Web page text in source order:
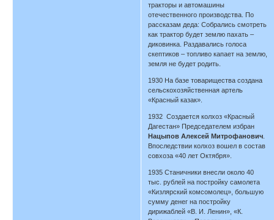
тракторы и автомашины
отечественного производства. По
рассказам деда: Собрались смотреть
как трактор будет землю пахать –
диковинка. Раздавались голоса
скептиков – топливо капает на землю,
земля не будет родить.
1930 На базе товарищества создана
сельскохозяйственная артель
«Красный казак».
1932 Создается колхоз «Красный
Дагестан» Председателем избран
Нацыпов Алексей Митрофанович
Впоследствии колхоз вошел в состав
совхоза «40 лет Октября».
1935 Станичники внесли около 40
тыс. рублей на постройку самолета
«Кизлярский комсомолец», большую
сумму денег на постройку
дирижаблей «В. И. Ленин», «К.